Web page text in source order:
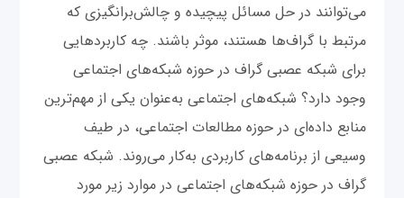
می‌توانند در حل مسائل پیچیده و چالش‌برانگیزی که
مرتبط با گراف‌ها هستند، موثر باشند. چه کاربردهایی
برای شبکه عصبی گراف در حوزه شبکه‌های اجتماعی
وجود دارد؟ شبکه‌های اجتماعی به‌عنوان یکی از مهم‌ترین
منابع داده‌ای در حوزه مطالعات اجتماعی، در طیف
وسیعی از برنامه‌های کاربردی به‌کار می‌روند. شبکه عصبی
گراف در حوزه شبکه‌های اجتماعی در موارد زیر مورد